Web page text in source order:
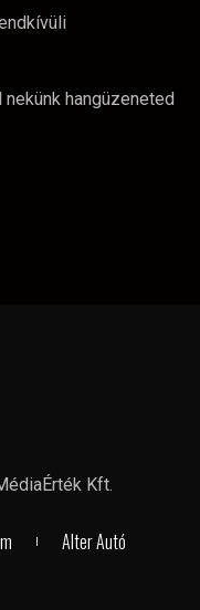
hangüzeneted
Kft.
Alter Autó